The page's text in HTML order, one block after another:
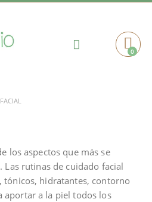
Cart0
FACIAL
los aspectos que más se
Las rutinas de cuidado facial
tónicos, hidratantes, contorno
aportar a la piel todos los